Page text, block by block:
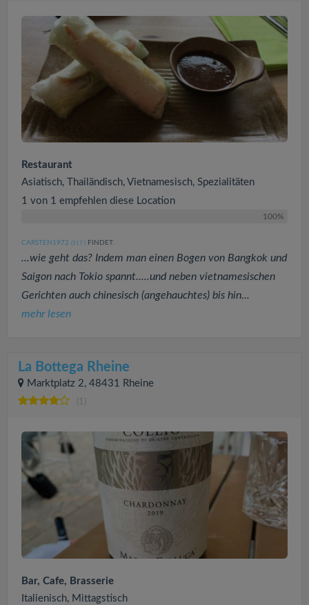
Restaurant
Asiatisch, Thailändisch, Vietnamesisch, Spezialitäten
1 von 1 empfehlen diese Location
100%
CARSTEN1972 (517 ) FINDET:
...wie geht das? Indem man einen Bogen von Bangkok und
Saigon nach Tokio spannt.....und neben vietnamesischen
Gerichten auch chinesisch (angehauchtes) bis hin...
mehr lesen
La Bottega Rheine
Marktplatz 2, 48431 Rheine
Bar, Cafe, Brasserie
Italienisch, Mittagstisch